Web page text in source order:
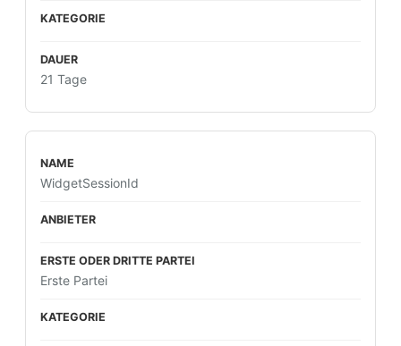
21 Tage
WidgetSessionId
Erste Partei